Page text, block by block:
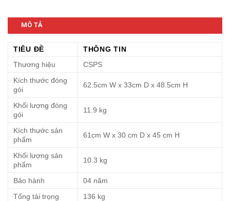
MÔ TẢ
TIÊU ĐỀ
THÔNG TIN
Thương hiệu
CSPS
Kích thước đóng
gói
62.5cm W x 33cm D x 48.5cm H
Khối lượng đóng
gói
11.9 kg
Kích thước sản
phẩm
61cm W x 30 cm D x 45 cm H
Khối lượng sản
phẩm
10.3 kg
Bảo hành
04 năm
Tổng tải trọng
136 kg